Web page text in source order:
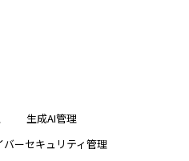
生成AI管理
バーセキュリティ管理